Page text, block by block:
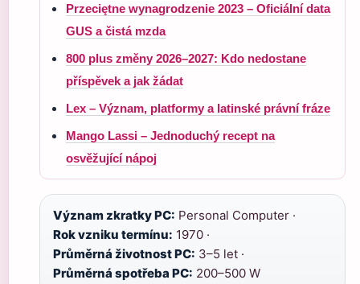
Przeciętne wynagrodzenie 2023 – Oficiální data
GUS a čistá mzda
800 plus změny 2026–2027: Kdo nedostane
příspěvek a jak žádat
Lex – Význam, platformy a latinské právní fráze
Mango Lassi – Jednoduchý recept na
osvěžující nápoj
Význam zkratky PC: Personal Computer ·
Rok vzniku termínu: 1970 ·
Průměrná životnost PC: 3–5 let ·
Průměrná spotřeba PC: 200–500 W